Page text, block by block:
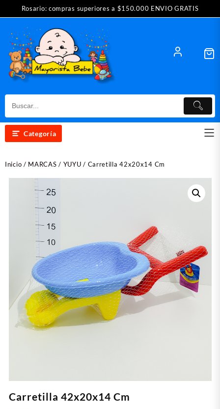
Rosario: compras superiores a $150.000 ENVIO GRATIS
Categoría
Inicio / MARCAS / YUYU / Carretilla 42x20x14 Cm
Carretilla 42x20x14 Cm